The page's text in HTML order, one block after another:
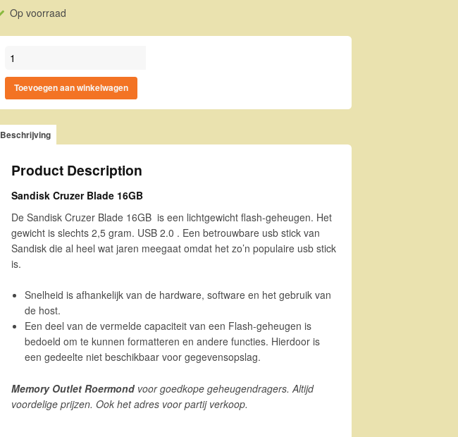
Op voorraad
Sandisk Cruzer Blade 16GB aantal
Toevoegen aan winkelwagen
Beschrijving
Product Description
Sandisk Cruzer Blade 16GB
De Sandisk Cruzer Blade 16GB is een lichtgewicht flash-geheugen. Het
gewicht is slechts 2,5 gram. USB 2.0 . Een betrouwbare usb stick van
Sandisk die al heel wat jaren meegaat omdat het zo’n populaire usb stick
is.
Snelheid is afhankelijk van de hardware, software en het gebruik van
de host.
Een deel van de vermelde capaciteit van een Flash-geheugen is
bedoeld om te kunnen formatteren en andere functies. Hierdoor is
een gedeelte niet beschikbaar voor gegevensopslag.
Memory Outlet Roermondvoor goedkope geheugendragers. Altijd
voordelige prijzen. Ook het adres voor partij verkoop.